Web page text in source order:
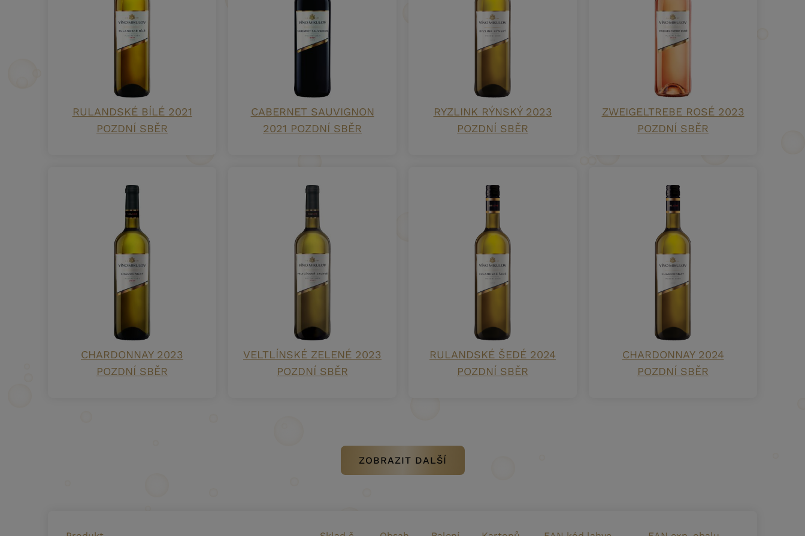
RULANDSKÉ BÍLÉ 2021
POZDNÍ SBĚR
CABERNET SAUVIGNON
2021 POZDNÍ SBĚR
RYZLINK RÝNSKÝ 2023
POZDNÍ SBĚR
ZWEIGELTREBE ROSÉ 2023
POZDNÍ SBĚR
CHARDONNAY 2023
POZDNÍ SBĚR
VELTLÍNSKÉ ZELENÉ 2023
POZDNÍ SBĚR
RULANDSKÉ ŠEDÉ 2024
POZDNÍ SBĚR
CHARDONNAY 2024
POZDNÍ SBĚR
ZOBRAZIT DALŠÍ